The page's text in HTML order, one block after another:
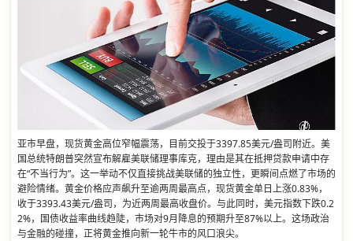
亚市早盘，现货黄金高位窄幅震荡，目前交投于3397.85美元/盎司附近。美
国总统特朗普突然宣布解雇美联储理事库克，理由是其在抵押贷款申请中存
在“不当行为”。这一举动不仅直接挑战美联储的独立性，更瞬间点燃了市场的
避险情绪。黄金价格应声飙升至逾两周最高点，现货黄金单日上涨0.83%，
收于3393.43美元/盎司，为近两周最高收盘价。与此同时，美元指数下跌0.2
2%，国债收益率曲线趋陡，市场对9月降息的预期升至87%以上。这场政治
与金融的碰撞，正将黄金推向新一轮牛市的风口浪尖。